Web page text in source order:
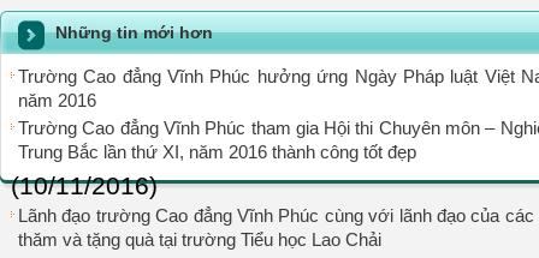
Những tin mới hơn
Trường Cao đẳng Vĩnh Phúc hưởng ứng Ngày Pháp luật Việt
năm 2016
Trường Cao đẳng Vĩnh Phúc tham gia Hội thi Chuyên môn –
Trung Bắc lần thứ XI, năm 2016 thành công tốt đẹp
(10/11/2016)
Lãnh đạo trường Cao đẳng Vĩnh Phúc cùng với lãnh đạo của
thăm và tặng quà tại trường Tiểu học Lao Chải